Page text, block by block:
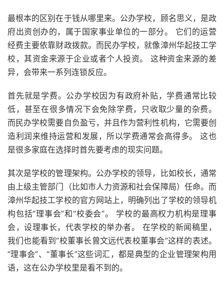
最根本的区别在于钱从哪里来。公办学校，顾名思义，是政
府出资创办的，属于国家事业单位的一部分。 它们的运营
经费主要依靠财政拨款。而民办学校，就像漳州华起技工学
校，其资金来源于企业或者个人投资。 这种资金来源的差
异，会带来一系列连锁反应。
首先就是学费。公办学校因为有政府补贴，学费通常比较
低，甚至在很多情况下会免除学费，只收取少量的杂费。
而民办学校需要自负盈亏，并且作为营利性机构，它需要创
造利润来维持运营和发展，所以学费通常会高得多。 这也
是很多家庭在选择时首先要考虑的现实问题。
其次是学校的管理架构。公办学校的领导，比如校长，通常
由上级主管部门（比如市人力资源和社会保障局）任命。而
漳州华起技工学校的官方网站上，明确列出了学校的领导机
构包括“理事会”和“校委会”。 学校的最高权力机构是理事
会，设理事长，代表学校的举办者。 在学校的新闻稿里，
我们也能看到“校董事长曾文远代表校董事会”这样的表述。
“理事会”、“董事长”这些词汇，都是典型的企业管理架构用
语，这在公办学校里是看不到的。